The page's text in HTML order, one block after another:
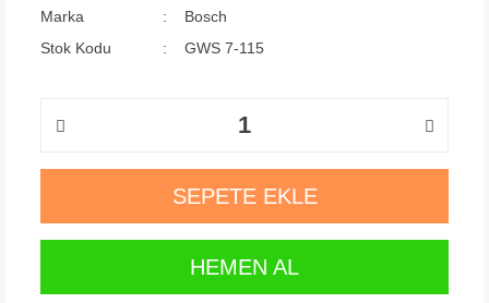
Marka
Bosch
Stok Kodu
GWS 7-115
SEPETE EKLE
HEMEN AL